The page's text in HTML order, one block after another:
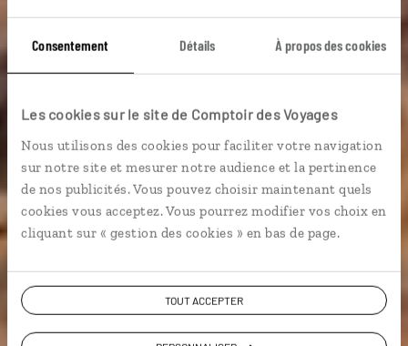
Consentement Détails À propos des cookies
Les cookies sur le site de Comptoir des Voyages
Nous utilisons des cookies pour faciliter votre navigation
sur notre site et mesurer notre audience et la pertinence
de nos publicités. Vous pouvez choisir maintenant quels
cookies vous acceptez. Vous pourrez modifier vos choix en
cliquant sur « gestion des cookies » en bas de page.
TOUT ACCEPTER
Du canal de Suez au
mont Sinaï
Circuit Égypte : Le Caire, canal de Suez, mont Sinaï et
mer Rouge.
Voyager en décalé
Voir les 486 avis sur les voyages en Egypte